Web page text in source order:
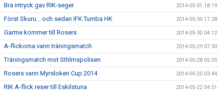
Bra intryck gav RIK-seger 2014-05-31 18:19
Först Skuru... och sedan IFK Tumba HK 2014-05-30 17:28
Garme kommer till Rosers 2014-05-30 04:12
A-flickorna vann träningsmatch 2014-05-29 07:30
Träningsmatch mot Sthlmspolisen 2014-05-28 05:05
Rosers vann Myrsloken Cup 2014 2014-05-25 03:44
RIK A-flick reser till Eskilstuna 2014-05-22 04:51